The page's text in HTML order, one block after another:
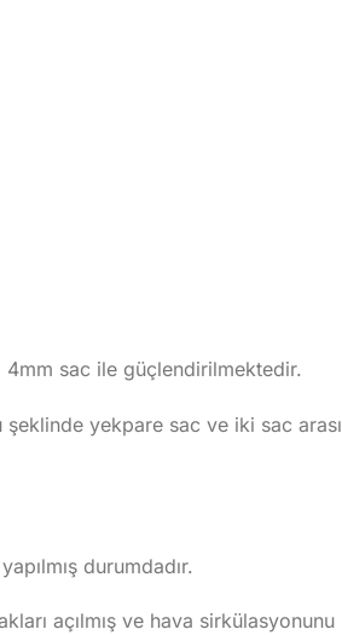
4mm sac ile güçlendirilmektedir.
yekpare sac ve iki sac arası
durumdadır.
açılmış ve hava sirkülasyonunu